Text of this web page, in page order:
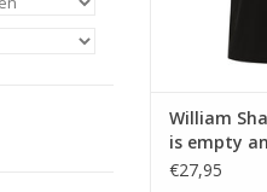
William
is empty
devils are
€27,95